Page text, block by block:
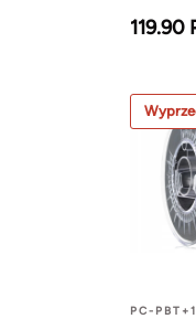
119.90
PC-